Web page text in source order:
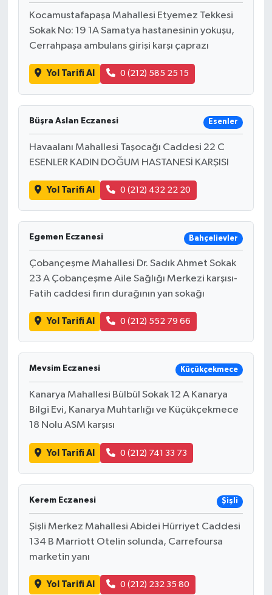
Kocamustafapaşa Mahallesi Etyemez Tekkesi
Sokak No: 19 1A Samatya hastanesinin yokuşu,
Cerrahpaşa ambulans girişi karşı çaprazı
Yol Tarifi Al 0 (212) 585 25 15
Büşra Aslan Eczanesi Esenler
Havaalanı Mahallesi Taşocağı Caddesi 22 C
ESENLER KADIN DOĞUM HASTANESİ KARŞISI
Yol Tarifi Al 0 (212) 432 22 20
Egemen Eczanesi Bahçelievler
Çobançeşme Mahallesi Dr. Sadık Ahmet Sokak
23 A Çobançeşme Aile Sağlığı Merkezi karşısı-
Fatih caddesi fırın durağının yan sokağı
Yol Tarifi Al 0 (212) 552 79 66
Mevsim Eczanesi Küçükçekmece
Kanarya Mahallesi Bülbül Sokak 12 A Kanarya
Bilgi Evi, Kanarya Muhtarlığı ve Küçükçekmece
18 Nolu ASM karşısı
Yol Tarifi Al 0 (212) 741 33 73
Kerem Eczanesi Şişli
Şişli Merkez Mahallesi Abidei Hürriyet Caddesi
134 B Marriott Otelin solunda, Carrefoursa
marketin yanı
Yol Tarifi Al 0 (212) 232 35 80